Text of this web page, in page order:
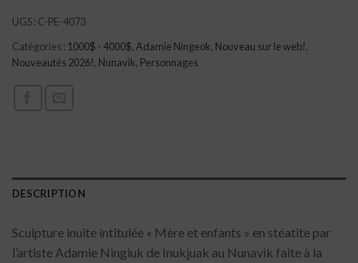
UGS : C-PE-4073
Catégories : 1000$ - 4000$, Adamie Ningeok, Nouveau sur le web!,
Nouveautés 2026!, Nunavik, Personnages
DESCRIPTION
Sculpture inuite intitulée « Mère et enfants » en stéatite par
l’artiste Adamie Ningiuk de Inukjuak au Nunavik faite à la